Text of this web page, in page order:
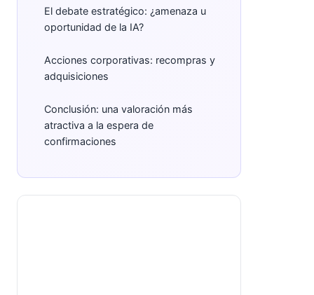
El debate estratégico: ¿amenaza u
oportunidad de la IA?
Acciones corporativas: recompras y
adquisiciones
Conclusión: una valoración más
atractiva a la espera de
confirmaciones